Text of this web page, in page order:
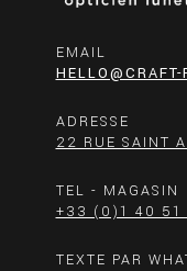
EMAIL
ADRESSE
22 RUE SAINT
TEL - MAGASIN
+33 (0)1 40 51
TEXTE PAR